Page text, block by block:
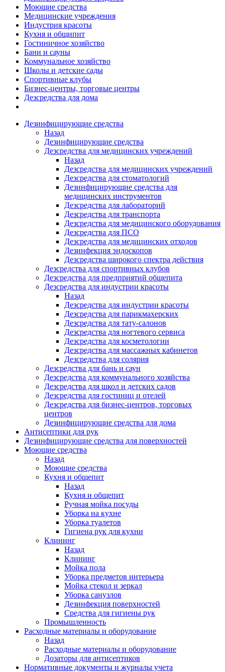
Моющие средства
Медицинские учреждения
Индустрия красоты
Кухня и общипит
Гостиничное хозяйство
Бани и сауны
Коммунальное хозяйство
Школы и детские сады
Спортивные клубы
Бизнес-центры, торговые центры
Дезсредства для дома
Дезинфицирующие средства
Назад
Дезинфицирующие средства
Дезсредства для медицинских учреждений
Назад
Дезсредства для медицинских учреждений
Дезсредства для стоматологий
Дезинфицирующие средства для
медицинских инструментов
Дезсредства для лабораторий
Дезсредства для транспорта
Дезсредства для медицинского оборудования
Дезсредства для ПСО
Дезсредства для медицинских отходов
Дезинфекция эндоскопов
Дезсредства широкого спектра действия
Дезсредства для спортивных клубов
Дезсредства для предприятий общепита
Дезсредства для индустрии красоты
Назад
Дезсредства для индустрии красоты
Дезсредства для парикмахерских
Дезсредства для тату-салонов
Дезсредства для ногтевого сервиса
Дезсредства для косметологии
Дезсредства для массажных кабинетов
Дезсредства для солярия
Дезсредства для бань и саун
Дезсредства для коммунального хозяйства
Дезсредства для школ и детских садов
Дезсредства для гостиниц и отелей
Дезсредства для бизнес-центров, торговых
центров
Дезинфицирующие средства для дома
Антисептики для рук
Дезинфицирующие средства для поверхностей
Моющие средства
Назад
Моющие средства
Кухня и общепит
Назад
Кухня и общепит
Ручная мойка посуды
Уборка на кухне
Уборка туалетов
Гигиена рук для кухни
Клининг
Назад
Клининг
Мойка пола
Уборка предметов интерьера
Мойка стекол и зеркал
Уборка санузлов
Дезинфекция поверхностей
Средства для гигиены рук
Промышленность
Расходные материалы и оборудование
Назад
Расходные материалы и оборудование
Дозаторы для антисептиков
Нормативные документы и журналы учета